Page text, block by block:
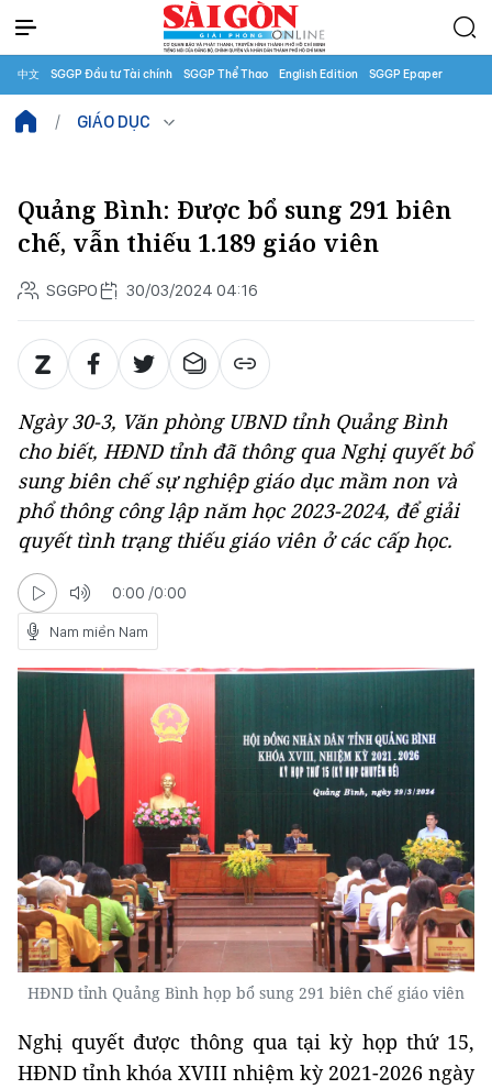
中文 SGGP Đầu tư Tài chính SGGP Thể Thao English Edition SGGP Epaper
GIÁO DỤC
Quảng Bình: Được bổ sung 291 biên
chế, vẫn thiếu 1.189 giáo viên
SGGPO 30/03/2024 04:16
Ngày 30-3, Văn phòng UBND tỉnh Quảng Bình
cho biết, HĐND tỉnh đã thông qua Nghị quyết bổ
sung biên chế sự nghiệp giáo dục mầm non và
phổ thông công lập năm học 2023-2024, để giải
quyết tình trạng thiếu giáo viên ở các cấp học.
0:00 /0:00
Nam miền Nam
HĐND tỉnh Quảng Bình họp bổ sung 291 biên chế giáo viên
Nghị quyết được thông qua tại kỳ họp thứ 15,
HĐND tỉnh khóa XVIII nhiệm kỳ 2021-2026 ngày